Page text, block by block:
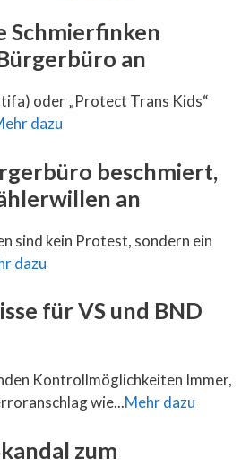
Schmierfinken
an
oder „Protect Trans Kids“
dazu
beschmiert,
an
sind kein Protest, sondern ein
dazu
für VS und BND
Kontrollmöglichkeiten Immer,
wie...Mehr dazu
zum